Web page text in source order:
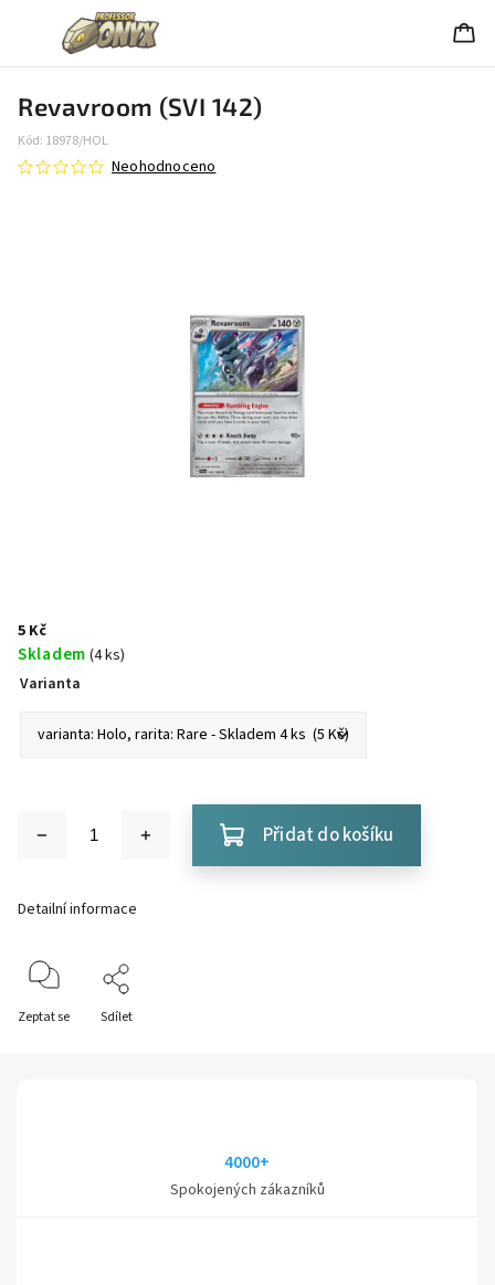
Revavroom (SVI 142)
Kód: 18978/HOL
Neohodnoceno
5 Kč
Skladem (4 ks)
Varianta
Přidat do košíku
Detailní informace
Zeptat se Sdílet
4000+
Spokojených zákazníků